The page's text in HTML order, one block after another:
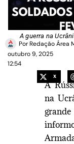
A guerra na
PorRedação Área
outubro 9, 2025
12:54
X
A
na